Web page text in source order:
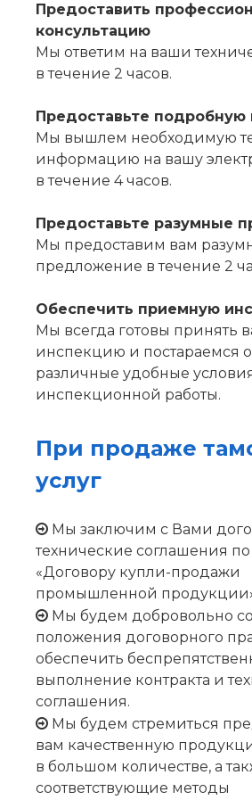
Предоставить
консультацию
Мы ответим на ваши
в течение 2 часов.
Предоставьте
Мы вышлем необходимую
информацию на вашу
в течение 4 часов.
Предоставьте разумные
Мы предоставим вам
предложение в течение 2
Обеспечить приемную
Мы всегда готовы принять
инспекцию и постараемся
различные удобные
инспекционной работы.
При продаже
услуг​​
 Мы заключим с Вами
технические соглашения
«Договору купли-продажи
промышленной
 Мы будем добровольно
положения договорного
обеспечить
выполнение контракта и
соглашения.
 Мы будем стремиться
вам качественную
в большом количестве, а
соответствующие методы